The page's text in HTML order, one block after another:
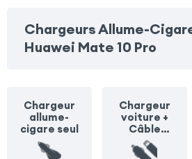
Chargeurs Allume-
Huawei Mate 10 Pro
Chargeur
allume-
cigare seul
Chargeur
voiture +
Câble
Lightning